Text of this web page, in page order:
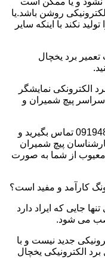
روشن باشد.یا
نکند با اینکه سایر
برد یخچال
الکترونکی نمایشگر
پیچ شمیران و
تنها کافی است که با شماره تلفن 09194828760 تماس بگیرید و
پیچ شمیران
معیوب از شما به صورت
کارآمد و مفید است؟
تنها جایی که ایراد دارد
می شود.
جدید نیست و با
الکترونیکی یخچال